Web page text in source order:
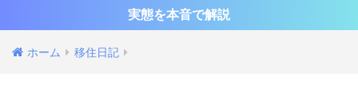
実態を本音で解説
ホーム 移住日記